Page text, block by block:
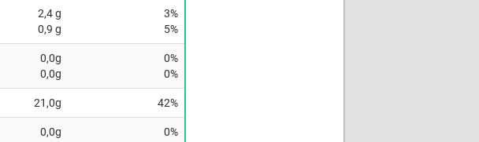
2,4 g
0,9 g
3%
5%
0,0g
0,0g
0%
0%
21,0g 42%
0,0g 0%